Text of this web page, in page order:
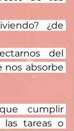
¿de
del
nos absorbe
cumplir
las tareas o